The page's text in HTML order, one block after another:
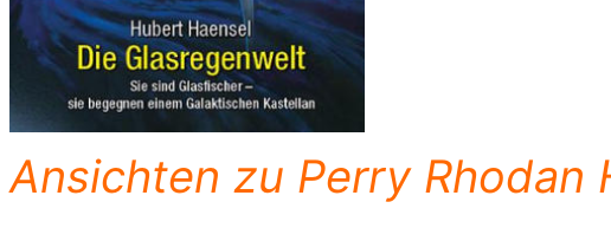
Ansichten zu Perry Rhodan